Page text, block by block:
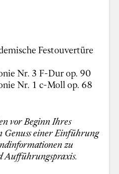
Festouvertüre
Nr. 3 F-Dur op. 90
Nr. 1 c-Moll op. 68
vor Beginn Ihres
Genuss einer Einführung
zu
Aufführungspraxis.